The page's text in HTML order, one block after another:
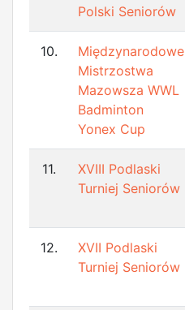
Polski Seniorów
10.
Międzynarodowe
Mistrzostwa
Mazowsza WWL
Badminton
Yonex Cup
11.
XVIII Podlaski
Turniej Seniorów
12.
XVII Podlaski
Turniej Seniorów